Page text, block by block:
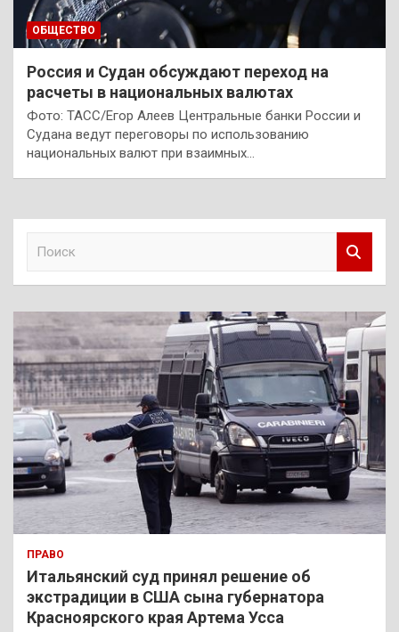
ОБЩЕСТВО
Россия и Судан обсуждают переход на
расчеты в национальных валютах
Фото: ТАСС/Егор Алеев Центральные банки России и
Судана ведут переговоры по использованию
национальных валют при взаимных…
к
ПРАВО
Итальянский суд принял решение об
экстрадиции в США сына губернатора
Красноярского края Артема Усса